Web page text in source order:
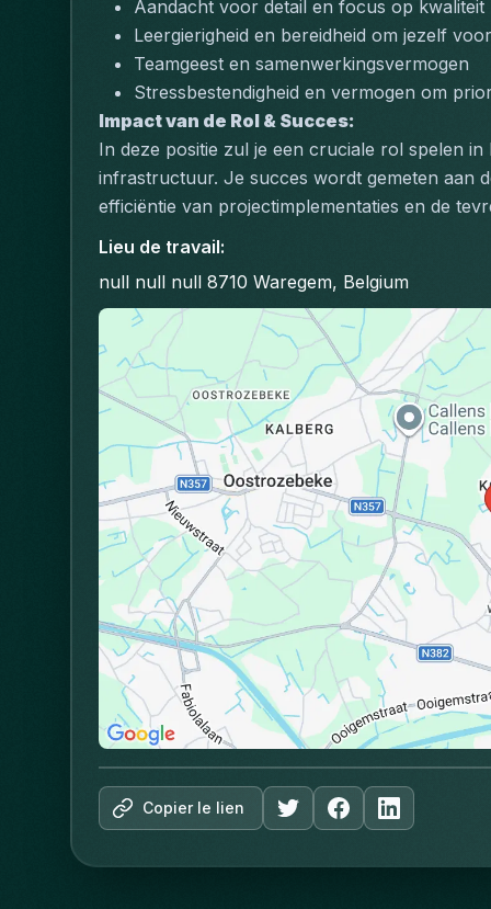
Aandacht voor detail en focus op kwaliteit
Leergierigheid en bereidheid om jezelf
Teamgeest en samenwerkingsvermogen
Stressbestendigheid en vermogen om
Impact van de Rol & Succes:
In deze positie zul je een cruciale rol spelen
infrastructuur. Je succes wordt gemeten aan
efficiëntie van projectimplementaties en de
Lieu de travail:
null null null 8710 Waregem, Belgium
Copier le lien